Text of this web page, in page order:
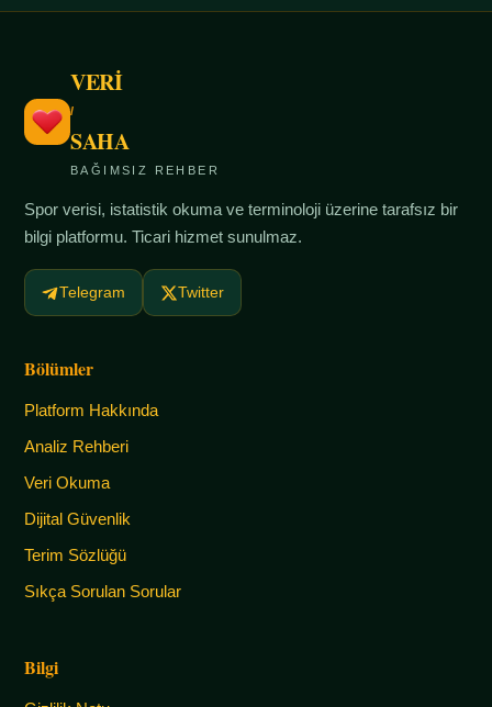
VERİ
/
SAHA
BAĞIMSIZ REHBER
Spor verisi, istatistik okuma ve terminoloji üzerine tarafsız bir
bilgi platformu. Ticari hizmet sunulmaz.
Telegram Twitter
Bölümler
Platform Hakkında
Analiz Rehberi
Veri Okuma
Dijital Güvenlik
Terim Sözlüğü
Sıkça Sorulan Sorular
Bilgi